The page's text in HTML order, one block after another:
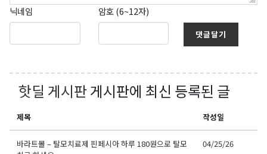
닉네임 암호 (6~12자)
댓글달기
핫딜 게시판게시판에 최신 등록된 글
제목 작성일
바라트몰 – 탈모치료제 핀페시아 하루 180원으로 탈모
04/25/26